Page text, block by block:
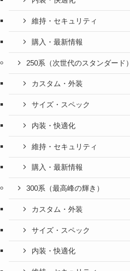
維持・セキュリティ
購入・最新情報
250系（次世代のスタンダード）
カスタム・外装
サイズ・スペック
内装・快適化
維持・セキュリティ
購入・最新情報
300系（最高峰の輝き）
カスタム・外装
サイズ・スペック
内装・快適化